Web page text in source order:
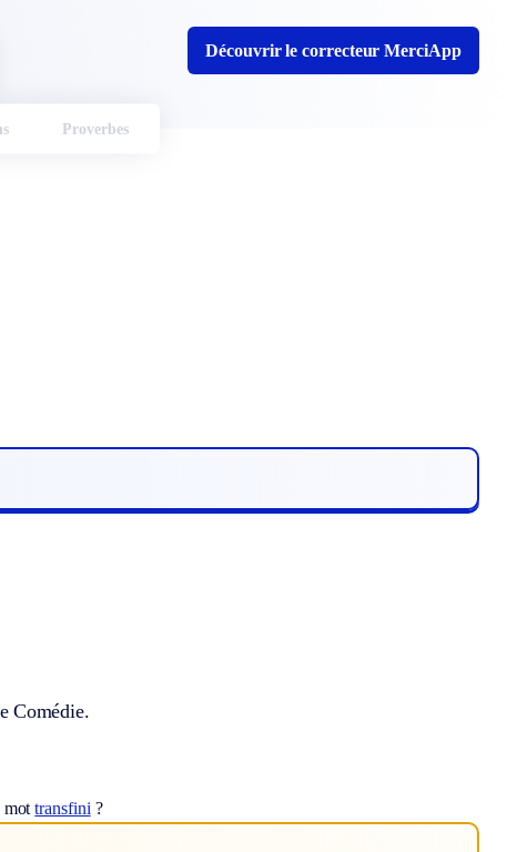
Découvrir le correcteur MerciApp
Proverbes
Comédie.
mottransfini ?